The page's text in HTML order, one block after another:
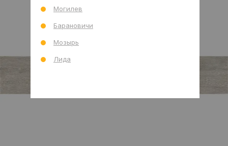
Могилев
Барановичи
Мозырь
Лида